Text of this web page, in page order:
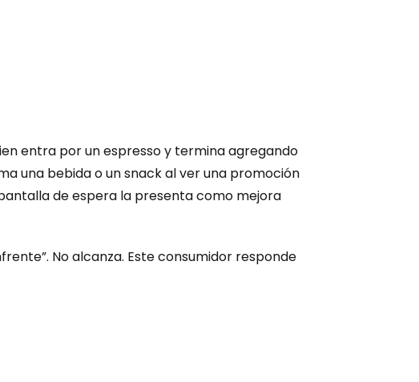
entra por un espresso y termina agregando
una bebida o un snack al ver una promoción
de espera la presenta como mejora
No alcanza. Este consumidor responde